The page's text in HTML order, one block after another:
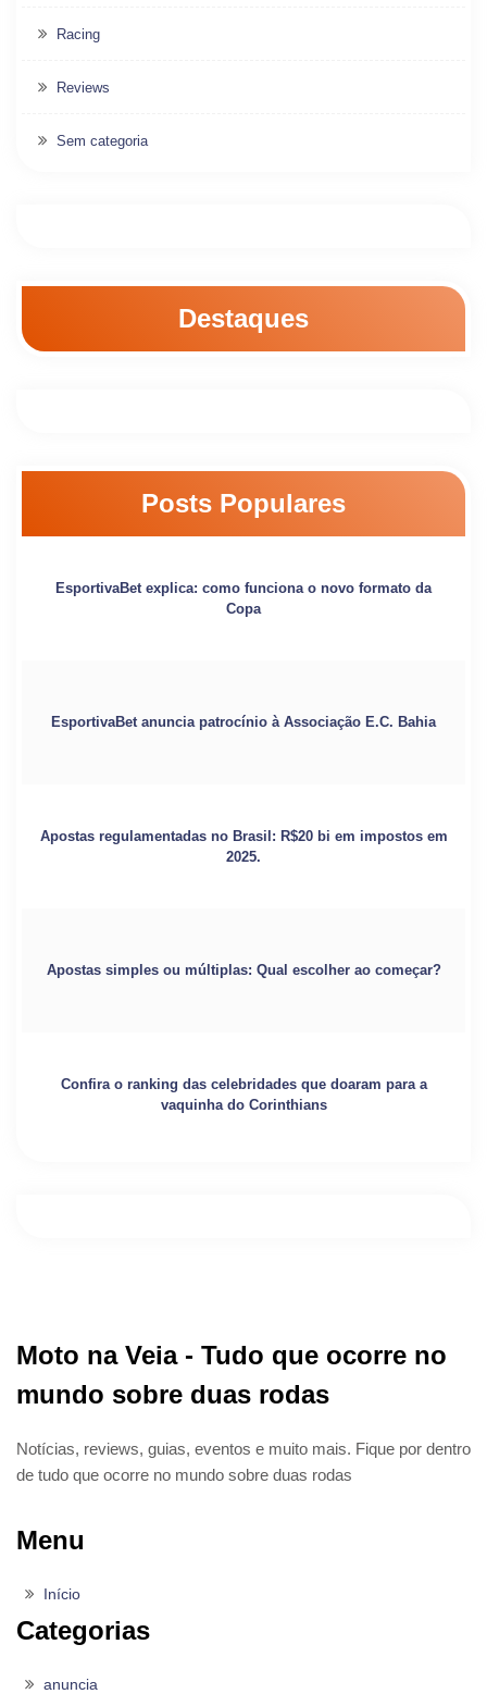
Racing
Reviews
Sem categoria
Destaques
Posts Populares
EsportivaBet explica: como funciona o novo formato da
Copa
EsportivaBet anuncia patrocínio à Associação E.C. Bahia
Apostas regulamentadas no Brasil: R$20 bi em impostos em
2025.
Apostas simples ou múltiplas: Qual escolher ao começar?
Confira o ranking das celebridades que doaram para a
vaquinha do Corinthians
Moto na Veia - Tudo que ocorre no
mundo sobre duas rodas
Notícias, reviews, guias, eventos e muito mais. Fique por dentro
de tudo que ocorre no mundo sobre duas rodas
Menu
Início
Categorias
anuncia